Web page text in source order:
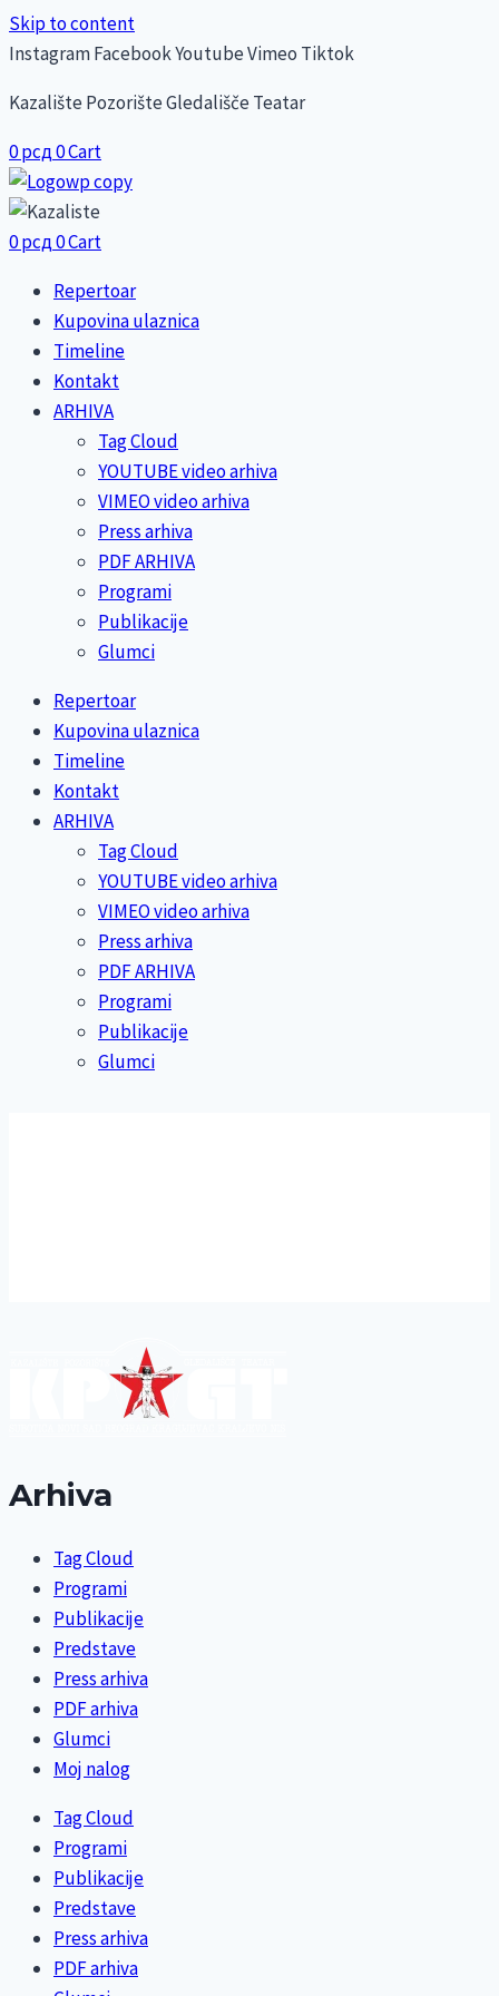
Skip to content
InstagramFacebookYoutubeVimeo Tiktok
Kazalište Pozorište Gledališče Teatar
0рсд0Cart
0рсд0Cart
Repertoar
Kupovina ulaznica
Timeline
Kontakt
ARHIVA
Tag Cloud
YOUTUBE video arhiva
VIMEO video arhiva
Press arhiva
PDF ARHIVA
Programi
Publikacije
Glumci
Repertoar
Kupovina ulaznica
Timeline
Kontakt
ARHIVA
Tag Cloud
YOUTUBE video arhiva
VIMEO video arhiva
Press arhiva
PDF ARHIVA
Programi
Publikacije
Glumci
Arhiva
Tag Cloud
Programi
Publikacije
Predstave
Press arhiva
PDF arhiva
Glumci
Moj nalog
Tag Cloud
Programi
Publikacije
Predstave
Press arhiva
PDF arhiva